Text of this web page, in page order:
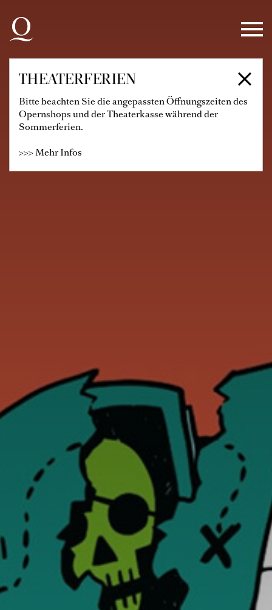
Zur Hauptnavigation springen
Zum Hauptinhalt springen
Zum Footer springen
THEATERFERIEN
Bitte beachten Sie die angepassten Öffnungszeiten des
Opernshops und der Theaterkasse während der
Sommerferien.
>>> Mehr Infos